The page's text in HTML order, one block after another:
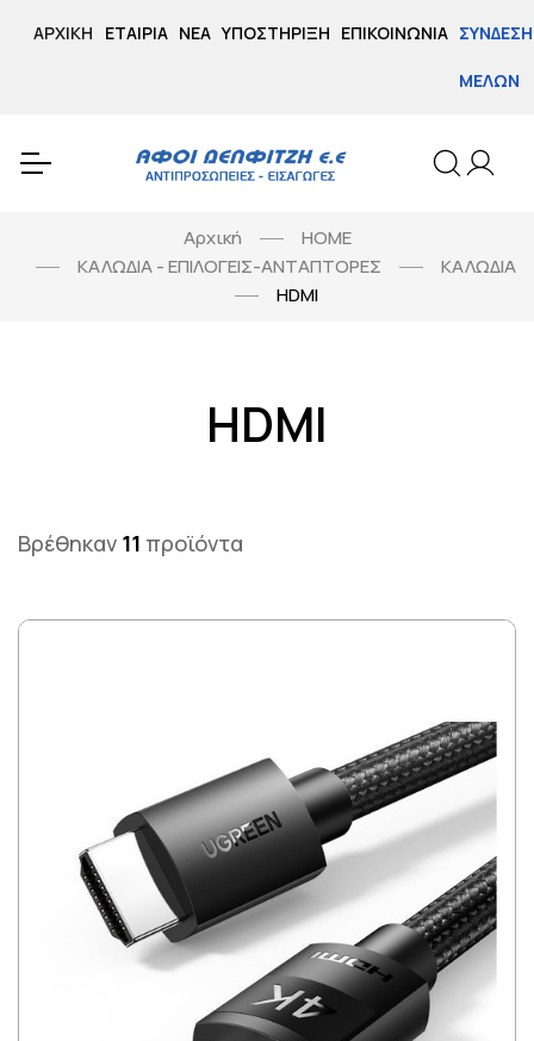
ΑΡΧΙΚΉ ΕΤΑΙΡΊΑ ΝΈΑ ΥΠΟΣΤΉΡΙΞΗ ΕΠΙΚΟΙΝΩΝΊΑ ΣΎΝΔΕΣΗ
ΜΕΛΏΝ
Αρχική
HOME
ΚΑΛΩΔΙΑ - ΕΠΙΛΟΓΕΙΣ-ΑΝΤΑΠΤΟΡΕΣ
ΚΑΛΩΔΙΑ
HDMI
HDMI
Βρέθηκαν 11 προϊόντα